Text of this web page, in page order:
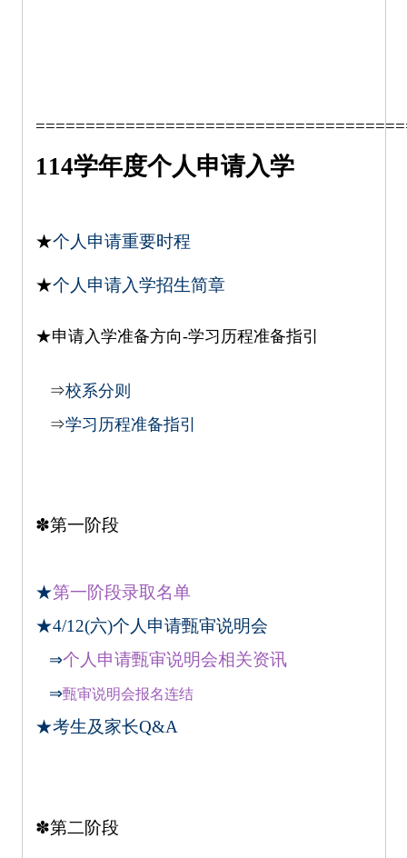
114学年度个人申请入学
★个人申请重要时程
★个人申请入学招生简章
★申请入学准备方向-学习历程准备指引
⇒校系分则
⇒学习历程准备指引
✽第一阶段
★第一阶段录取名单
★4/12(六)个人申请甄审说明会
⇒个人申请甄审说明会相关资讯
⇒甄审说明会报名连结
★考生及家长Q&A
✽第二阶段